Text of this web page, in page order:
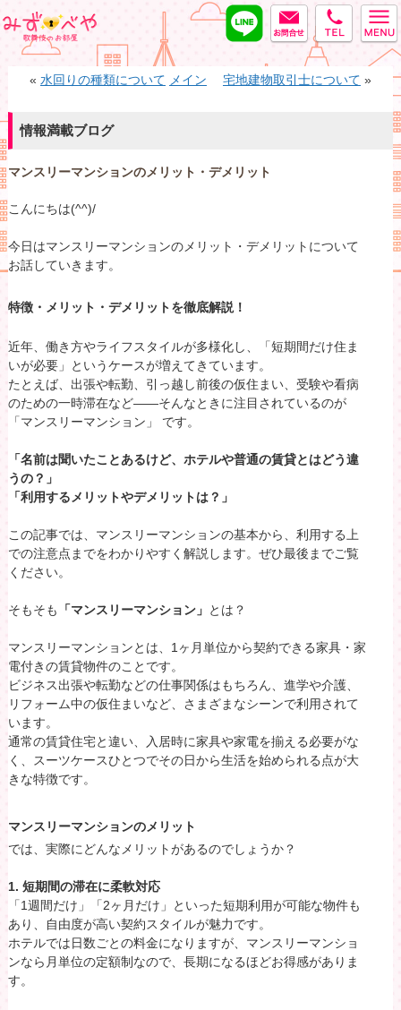
tel
MAIL
LINE
« 水回りの種類について メイン 宅地建物取引士について »
情報満載ブログ
マンスリーマンションのメリット・デメリット
こんにちは(^^)/
今日はマンスリーマンションのメリット・デメリットについて
お話していきます。
特徴・メリット・デメリットを徹底解説！
近年、働き方やライフスタイルが多様化し、「短期間だけ住ま
いが必要」というケースが増えてきています。
たとえば、出張や転勤、引っ越し前後の仮住まい、受験や看病
のための一時滞在など――そんなときに注目されているのが
「マンスリーマンション」 です。
「名前は聞いたことあるけど、ホテルや普通の賃貸とはどう違
うの？」
「利用するメリットやデメリットは？」
この記事では、マンスリーマンションの基本から、利用する上
での注意点までをわかりやすく解説します。ぜひ最後までご覧
ください。
そもそも 「マンスリーマンション」 とは？
マンスリーマンションとは、1ヶ月単位から契約できる家具・家
電付きの賃貸物件のことです。
ビジネス出張や転勤などの仕事関係はもちろん、進学や介護、
リフォーム中の仮住まいなど、さまざまなシーンで利用されて
います。
通常の賃貸住宅と違い、入居時に家具や家電を揃える必要がな
く、スーツケースひとつでその日から生活を始められる点が大
きな特徴です。
マンスリーマンションのメリット
では、実際にどんなメリットがあるのでしょうか？
1. 短期間の滞在に柔軟対応
「1週間だけ」「2ヶ月だけ」といった短期利用が可能な物件も
あり、自由度が高い契約スタイルが魅力です。
ホテルでは日数ごとの料金になりますが、マンスリーマンショ
ンなら月単位の定額制なので、長期になるほどお得感がありま
す。